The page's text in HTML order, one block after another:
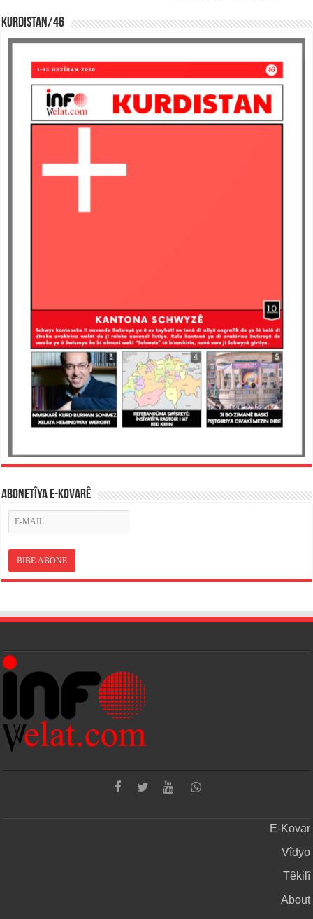
KURDISTAN/46
ABONETÎYA E-KOVARÊ
E-Kovar
Vîdyo
Têkilî
About